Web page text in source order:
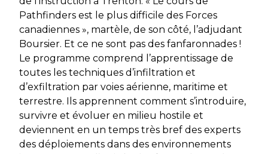
Pathfinders est le plus difficile des Forces
canadiennes », martèle, de son côté, l’adjudant
Boursier. Et ce ne sont pas des fanfaronnades !
Le programme comprend l’apprentissage de
toutes les techniques d’infiltration et
d’exfiltration par voies aérienne, maritime et
terrestre. Ils apprennent comment s’introduire,
survivre et évoluer en milieu hostile et
deviennent en un temps très bref des experts
des déploiements dans des environnements